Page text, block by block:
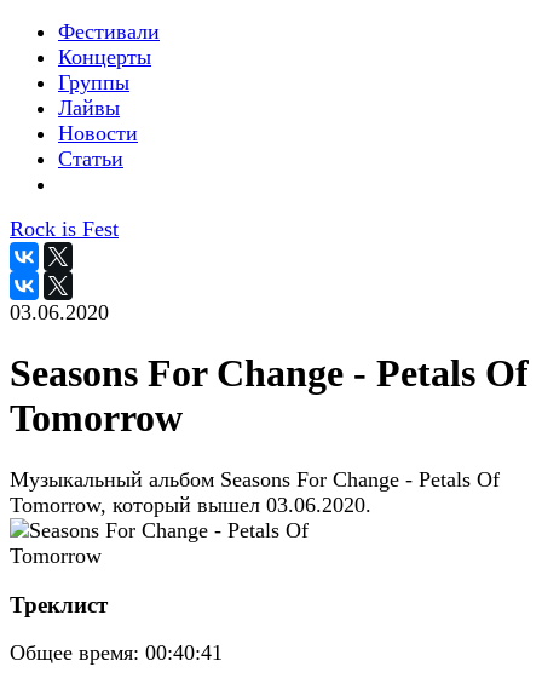
Фестивали
Концерты
Группы
Лайвы
Новости
Статьи
Rock is Fest
03.06.2020
Seasons For Change - Petals Of
Tomorrow
Музыкальный альбом Seasons For Change - Petals Of
Tomorrow, который вышел 03.06.2020.
Треклист
Общее время: 00:40:41